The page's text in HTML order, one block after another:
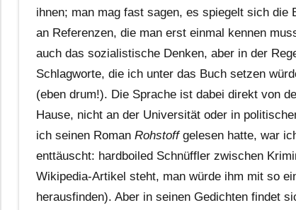
ihnen; man mag fast sagen, es spiegelt sich
an Referenzen, die man erst einmal kennen
auch das sozialistische Denken, aber in der
Schlagworte, die ich unter das Buch setzen
(eben drum!). Die Sprache ist dabei direkt von
Hause, nicht an der Universität oder in
ich seinen Roman Rohstoffgelesen hatte, war
enttäuscht: hardboiled Schnüffler zwischen
Wikipedia-Artikel steht, man würde ihm mit so
herausfinden). Aber in seinen Gedichten findet